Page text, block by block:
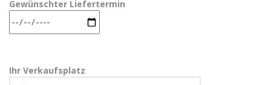
Gewünschter Liefertermin
Ihr Verkaufsplatz